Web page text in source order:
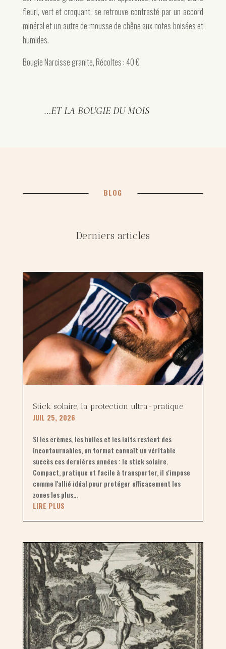
fleuri, vert et croquant, se retrouve contrasté par un accord
minéral et un autre de mousse de chêne aux notes boisées et
humides.
Bougie Narcisse granite, Récoltes : 40 €
…ET LA BOUGIE DU MOIS
BLOG
Derniers articles
Stick solaire, la protection ultra-pratique
JUIL 25, 2026
Si les crèmes, les huiles et les laits restent des
incontournables, un format connaît un véritable
succès ces dernières années : le stick solaire.
Compact, pratique et facile à transporter, il s'impose
comme l'allié idéal pour protéger efficacement les
zones les plus...
LIRE PLUS